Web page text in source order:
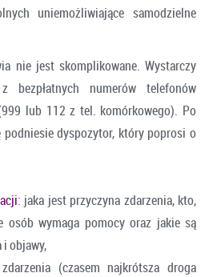
uniemożliwiające samodzielne
nie jest skomplikowane. Wystarczy
bezpłatnych numerów telefonów
lub 112 z tel. komórkowego). Po
podniesie dyspozytor, który poprosi o
: jaka jest przyczyna zdarzenia, kto,
wymaga pomocy oraz jakie są
objawy,
(czasem najkrótsza droga